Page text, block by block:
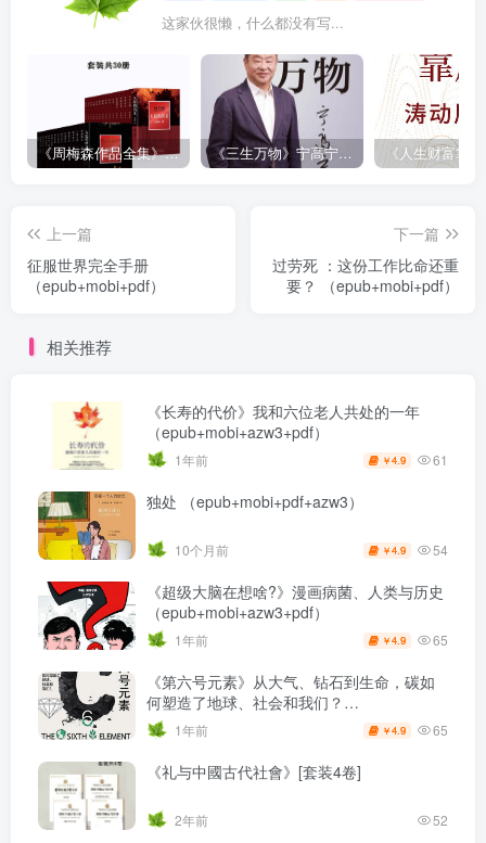
这家伙很懒，什么都没有写...
《周梅森作品全集》[共30册] 《三生万物》宁高宁（epub+mobi+azw3+pdf）
上一篇
征服世界完全手册
（epub+mobi+pdf）
下一篇
过劳死 ：这份工作比命还重
要？ （epub+mobi+pdf）
相关推荐
《长寿的代价》我和六位老人共处的一年
（epub+mobi+azw3+pdf）
1年前 ￥4.9 61
独处 （epub+mobi+pdf+azw3）
10个月前 ￥4.9 54
《超级大脑在想啥?》漫画病菌、人类与历史
（epub+mobi+azw3+pdf）
1年前 ￥4.9 65
《第六号元素》从大气、钻石到生命，碳如
何塑造了地球、社会和我们？
（epub+mobi+azw3+pdf）
1年前 ￥4.9 65
《礼与中國古代社會》[套装4卷]
2年前 52